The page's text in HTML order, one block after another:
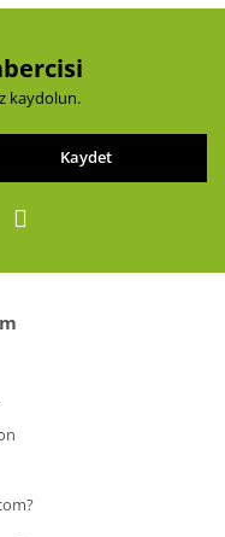
kaydolun.
Kaydet